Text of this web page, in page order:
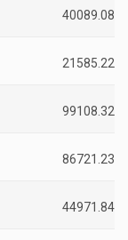
40089.08
21585.22
99108.32
86721.23
44971.84